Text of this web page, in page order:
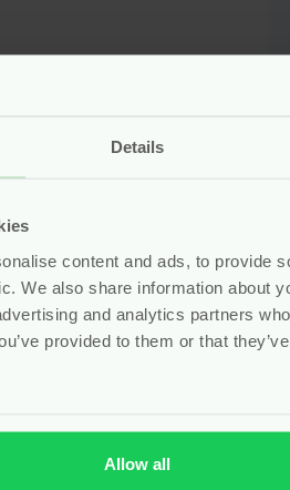
Details
content and ads, to provide
We also share information about
and analytics partners
provided to them or that
Allow all
en site opslaan in deze
Gerecycled Plastic